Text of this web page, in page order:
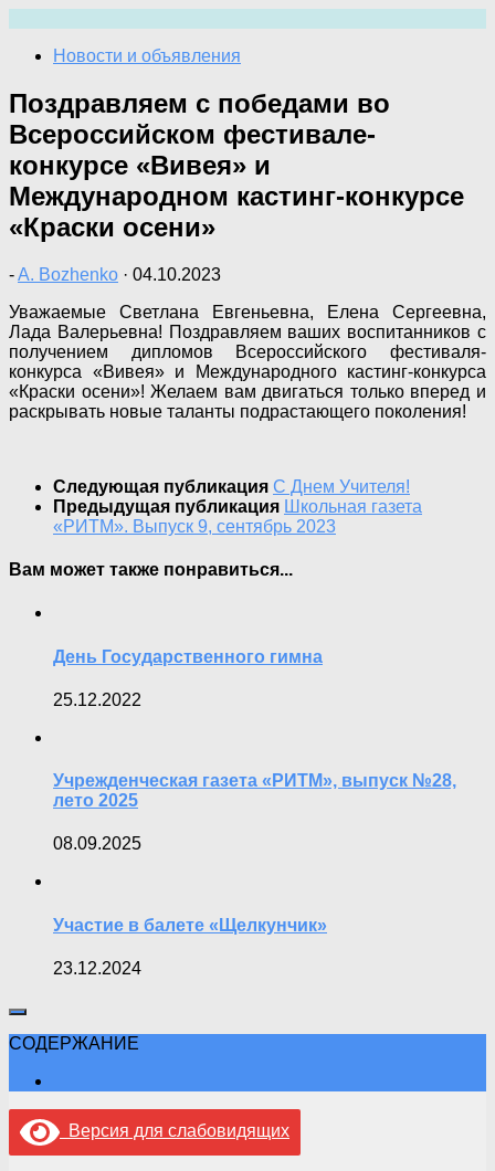
содержимому
Новости и объявления
Поздравляем с победами во
Всероссийском фестивале-
конкурсе «Вивея» и
Международном кастинг-конкурсе
«Краски осени»
-A. Bozhenko · 04.10.2023
Уважаемые Светлана Евгеньевна, Елена Сергеевна,
Лада Валерьевна! Поздравляем ваших воспитанников с
получением дипломов Всероссийского фестиваля-
конкурса «Вивея» и Международного кастинг-конкурса
«Краски осени»! Желаем вам двигаться только вперед и
раскрывать новые таланты подрастающего поколения!
Следующая публикация С Днем Учителя!
Предыдущая публикация Школьная газета
«РИТМ». Выпуск 9, сентябрь 2023
Вам может также понравиться...
День Государственного гимна
25.12.2022
Учрежденческая газета «РИТМ», выпуск №28,
лето 2025
08.09.2025
Участие в балете «Щелкунчик»
23.12.2024
СОДЕРЖАНИЕ
Версия для слабовидящих